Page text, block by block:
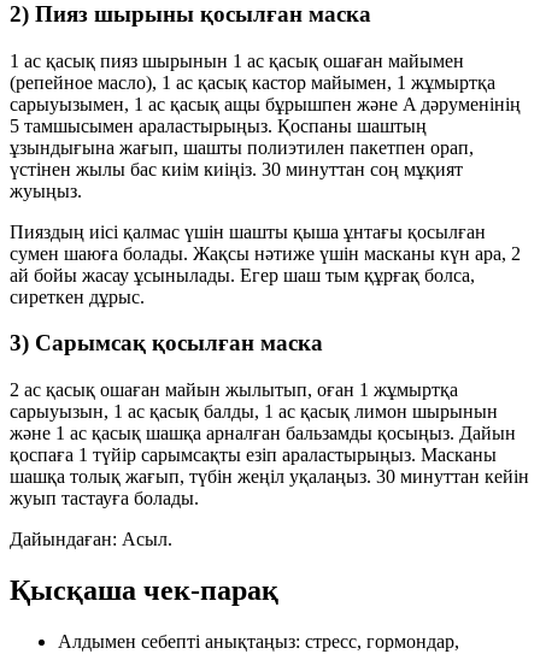
2) Пияз шырыны қосылған маска
1 ас қасық пияз шырынын 1 ас қасық ошаған майымен
(репейное масло), 1 ас қасық кастор майымен, 1 жұмыртқа
сарыуызымен, 1 ас қасық ащы бұрышпен және A дәруменінің
5 тамшысымен араластырыңыз. Қоспаны шаштың
ұзындығына жағып, шашты полиэтилен пакетпен орап,
үстінен жылы бас киім киіңіз. 30 минуттан соң мұқият
жуыңыз.
Пияздың иісі қалмас үшін шашты қыша ұнтағы қосылған
сумен шаюға болады. Жақсы нәтиже үшін масканы күн ара, 2
ай бойы жасау ұсынылады. Егер шаш тым құрғақ болса,
сиреткен дұрыс.
3) Сарымсақ қосылған маска
2 ас қасық ошаған майын жылытып, оған 1 жұмыртқа
сарыуызын, 1 ас қасық балды, 1 ас қасық лимон шырынын
және 1 ас қасық шашқа арналған бальзамды қосыңыз. Дайын
қоспаға 1 түйір сарымсақты езіп араластырыңыз. Масканы
шашқа толық жағып, түбін жеңіл уқалаңыз. 30 минуттан кейін
жуып тастауға болады.
Дайындаған: Асыл.
Қысқаша чек-парақ
Алдымен себепті анықтаңыз: стресс, гормондар,